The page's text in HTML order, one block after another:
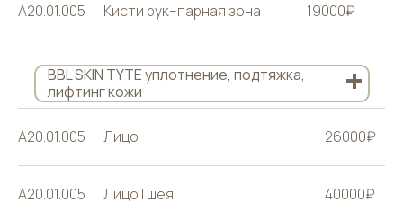
A20.01.005 Кисти рук–парная зона 19000₽
BBL SKIN TYTE уплотнение, подтяжка,
лифтинг кожи
+
A20.01.005 Лицо 26000₽
A20.01.005 Лицо | шея 40000₽